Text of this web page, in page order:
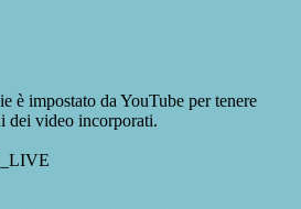
è impostato da YouTube per tenere
dei video incorporati.